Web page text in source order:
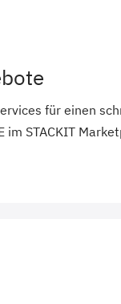
für einen
im STACKIT